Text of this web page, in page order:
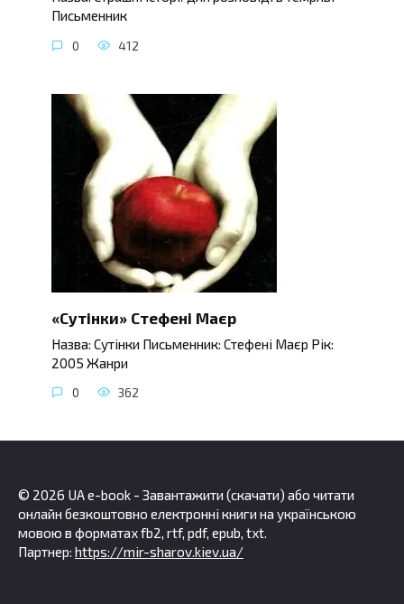
Письменник
0 412
«Сутінки» Стефені Маєр
Назва: Сутінки Письменник: Стефені Маєр Рік:
2005 Жанри
0 362
© 2026 UA e-book - Завантажити (скачати) або читати
онлайн безкоштовно електронні книги на українською
мовою в форматах fb2, rtf, pdf, epub, txt.
Партнер: https://mir-sharov.kiev.ua/